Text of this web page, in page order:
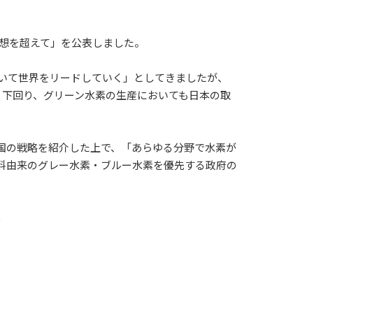
超えて」を公表しました。
世界をリードしていく」としてきましたが、
回り、グリーン水素の生産においても日本の取
戦略を紹介した上で、「あらゆる分野で水素が
来のグレー水素・ブルー水素を優先する政府の